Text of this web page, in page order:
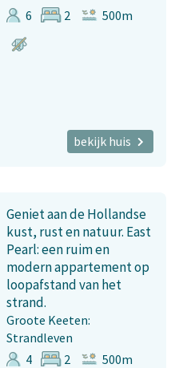
6
2 500m
bekijk huis
Geniet aan de Hollandse
kust, rust en natuur. East
Pearl: een ruim en
modern appartement op
loopafstand van het
strand.
Groote Keeten:
Strandleven
4
2 500m